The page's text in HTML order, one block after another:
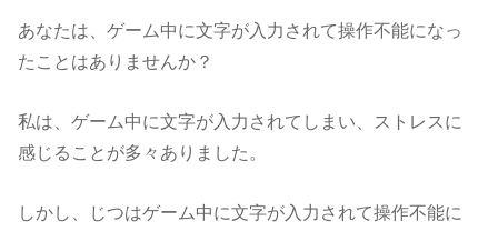
あなたは、ゲーム中に文字が入力されて操作不能になっ
たことはありませんか？
私は、ゲーム中に文字が入力されてしまい、ストレスに
感じることが多々ありました。
しかし、じつはゲーム中に文字が入力されて操作不能に